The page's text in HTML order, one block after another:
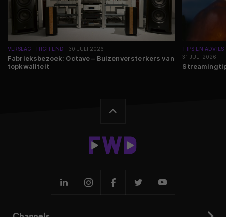
VERSLAG HIGH END 30 JULI 2026
Fabrieksbezoek: Octave – Buizenversterkers van
topkwaliteit
TIPS EN ADVIES
31 JULI 2026